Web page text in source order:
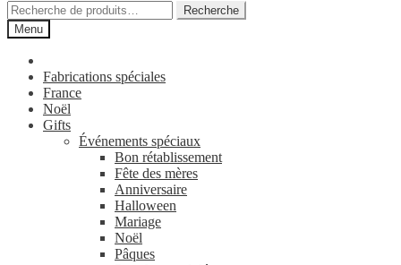
Recherche
pour :
Recherche
Menu
Fabrications spéciales
France
Noël
Gifts
Événements spéciaux
Bon rétablissement
Fête des mères
Anniversaire
Halloween
Mariage
Noël
Pâques